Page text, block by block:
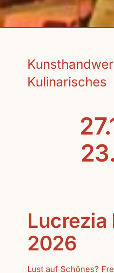
Kulinarisches
Lucrezia
2026
Lust auf Schönes?